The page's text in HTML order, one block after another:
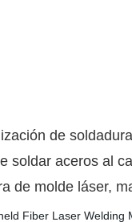
de
soldar aceros al
de molde láser,